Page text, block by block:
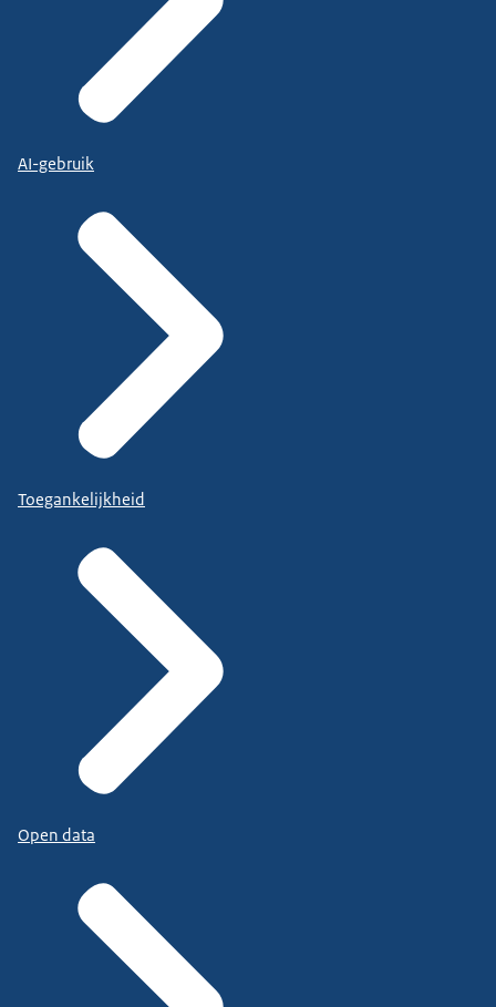
AI-gebruik
Toegankelijkheid
Open data